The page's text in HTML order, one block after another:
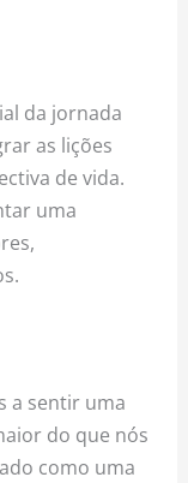
da jornada
as lições
de vida.
uma
a sentir uma
do que nós
como uma